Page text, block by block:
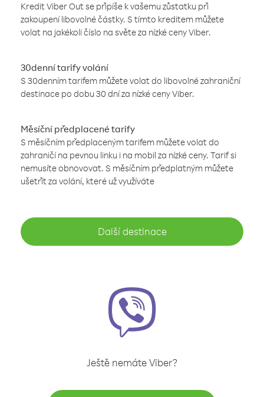
Kredit Viber Out se připíše k vašemu zůstatku při
zakoupení libovolné částky. S tímto kreditem můžete
volat na jakékoli číslo na světe za nízké ceny Viber.
30denní tarify volání
S 30denním tarifem můžete volat do libovolné zahraniční
destinace po dobu 30 dní za nízké ceny Viber.
Měsíční předplacené tarify
S měsíčním předplaceným tarifem můžete volat do
zahraničí na pevnou linku i na mobil za nízké ceny. Tarif si
nemusíte obnovovat. S měsíčním předplatným můžete
ušetřit za volání, které už využíváte
Další destinace
Ještě nemáte Viber?